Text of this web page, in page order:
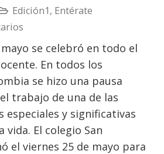
Edición1, Entérate
se celebró en todo el
En todos los
se hizo una pausa
trabajo de una de las
especiales y significativas
vida. El colegio San
el viernes 25 de mayo para